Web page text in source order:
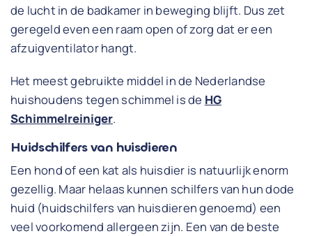
de lucht in de badkamer in beweging blijft. Dus zet
geregeld even een raam open of zorg dat er een
afzuigventilator hangt.
Het meest gebruikte middel in de Nederlandse
huishoudens tegen schimmel is de HG
Schimmelreiniger.
Huidschilfers van huisdieren
Een hond of een kat als huisdier is natuurlijk enorm
gezellig. Maar helaas kunnen schilfers van hun dode
huid (huidschilfers van huisdieren genoemd) een
veel voorkomend allergeen zijn. Een van de beste